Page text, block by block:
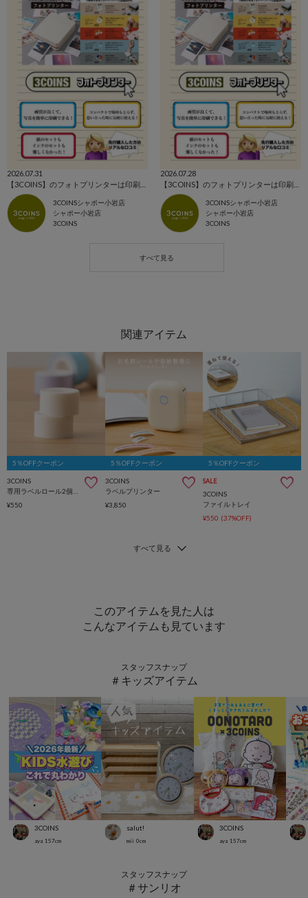
2026.07.31
3COINSシャポー小岩店
シャポー小岩店
3COINS
2026.07.28
【3COINS】のフォトプリンターは印刷だけじゃない？！📷
3COINSシャポー小岩店
シャポー小岩店
3COINS
5％OFFクーポン
3COINS
¥550
5％OFFクーポン
3COINS
ラベルプリンター
¥3,850
5％OFFクーポン
SALE
3COINS
ファイルトレイ
¥550 (37%OFF)
このアイテムを見た人は
こんなアイテムも見ています
スタッフスナップ
＃キッズアイテム
3COINS
aya 157cm
salut!
mii 0cm
3COINS
aya 157cm
スタッフスナップ
＃サンリオ